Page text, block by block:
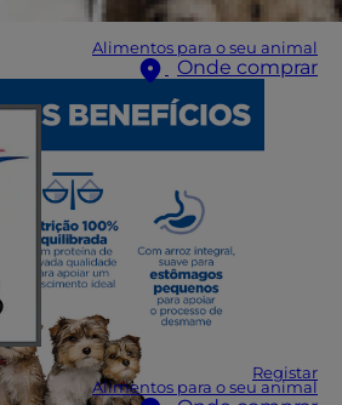
Alimentos para o seu animal
Onde comprar
Registar
Alimentos para o seu animal